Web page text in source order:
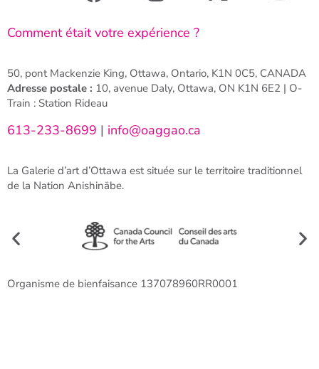
Comment était votre expérience ?
50, pont Mackenzie King, Ottawa, Ontario, K1N 0C5, CANADA
Adresse postale : 10, avenue Daly, Ottawa, ON K1N 6E2 | O-
Train : Station Rideau
613-233-8699 | info@oaggao.ca
La Galerie d’art d’Ottawa est située sur le territoire traditionnel
de la Nation Anishinābe.
Organisme de bienfaisance 137078960RR0001